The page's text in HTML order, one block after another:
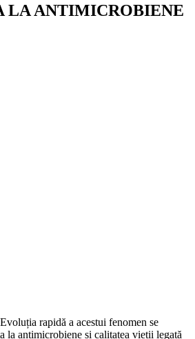
LA ANTIMICROBIENE
rapidă a acestui fenomen se
la antimicrobiene și calitatea vieții legată